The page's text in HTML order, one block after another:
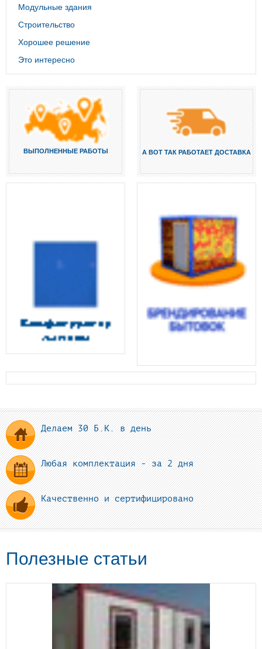
Модульные здания
Строительство
Хорошее решение
Это интересно
ВЫПОЛНЕННЫЕ РАБОТЫ А ВОТ ТАК РАБОТАЕТ ДОСТАВКА
Делаем 30 Б.К. в день
Любая комплектация - за 2 дня
Качественно и сертифицировано
Полезные статьи